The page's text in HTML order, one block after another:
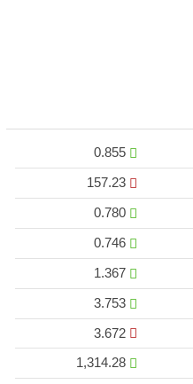
0.855
157.23
0.780
0.746
1.367
3.753
3.672
1,314.28